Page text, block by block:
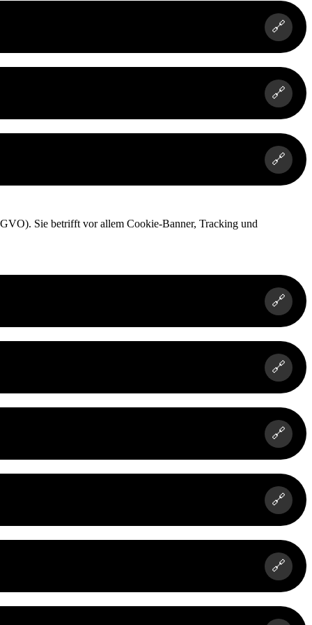
🔗
🔗
🔗
Sie betrifft vor allem Cookie-Banner, Tracking und
🔗
🔗
🔗
🔗
🔗